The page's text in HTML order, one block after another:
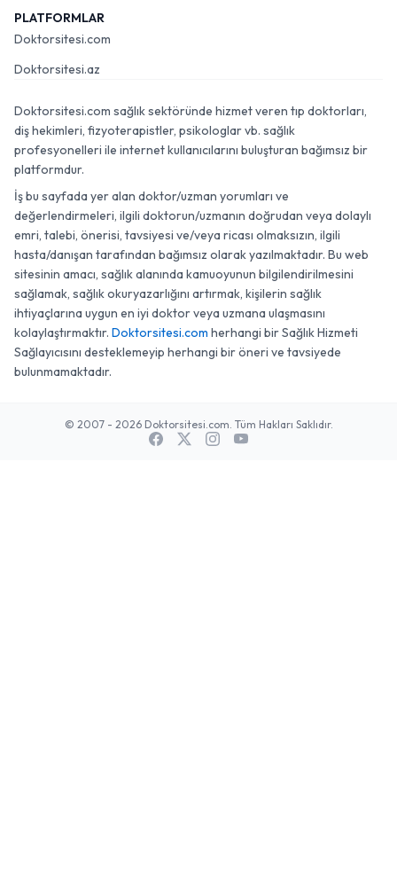
PLATFORMLAR
Doktorsitesi.com
Doktorsitesi.az
Doktorsitesi.com sağlık sektöründe hizmet veren tıp doktorları,
diş hekimleri, fizyoterapistler, psikologlar vb. sağlık
profesyonelleri ile internet kullanıcılarını buluşturan bağımsız bir
platformdur.
İş bu sayfada yer alan doktor/uzman yorumları ve
değerlendirmeleri, ilgili doktorun/uzmanın doğrudan veya dolaylı
emri, talebi, önerisi, tavsiyesi ve/veya ricası olmaksızın, ilgili
hasta/danışan tarafından bağımsız olarak yazılmaktadır. Bu web
sitesinin amacı, sağlık alanında kamuoyunun bilgilendirilmesini
sağlamak, sağlık okuryazarlığını artırmak, kişilerin sağlık
ihtiyaçlarına uygun en iyi doktor veya uzmana ulaşmasını
kolaylaştırmaktır. Doktorsitesi.com herhangi bir Sağlık Hizmeti
Sağlayıcısını desteklemeyip herhangi bir öneri ve tavsiyede
bulunmamaktadır.
© 2007 - 2026 Doktorsitesi.com. Tüm Hakları Saklıdır.